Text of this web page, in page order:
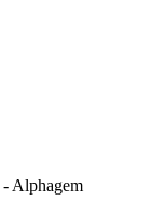
Alphagem